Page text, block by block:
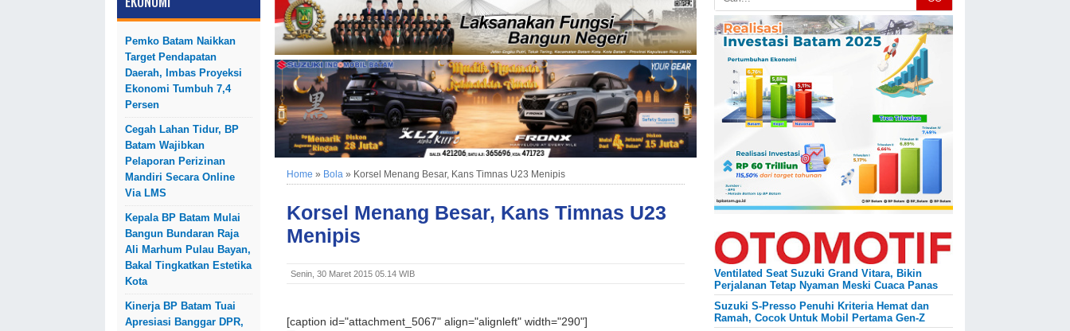
Pemko Batam Naikkan
Target Pendapatan
Daerah, Imbas Proyeksi
Ekonomi Tumbuh 7,4
Persen
Cegah Lahan Tidur, BP
Batam Wajibkan
Pelaporan Perizinan
Mandiri Secara Online
Via LMS
Kepala BP Batam Mulai
Bangun Bundaran Raja
Ali Marhum Pulau Bayan,
Bakal Tingkatkan Estetika
Kota
Kinerja BP Batam Tuai
Apresiasi Banggar DPR,
Home » Bola » Korsel Menang Besar, Kans Timnas U23 Menipis
Korsel Menang Besar, Kans Timnas U23
Menipis
Senin, 30 Maret 2015 05.14 WIB
[caption id="attachment_5067" align="alignleft" width="290"]
Ventilated Seat Suzuki Grand Vitara, Bikin
Perjalanan Tetap Nyaman Meski Cuaca Panas
Suzuki S-Presso Penuhi Kriteria Hemat dan
Ramah, Cocok Untuk Mobil Pertama Gen-Z